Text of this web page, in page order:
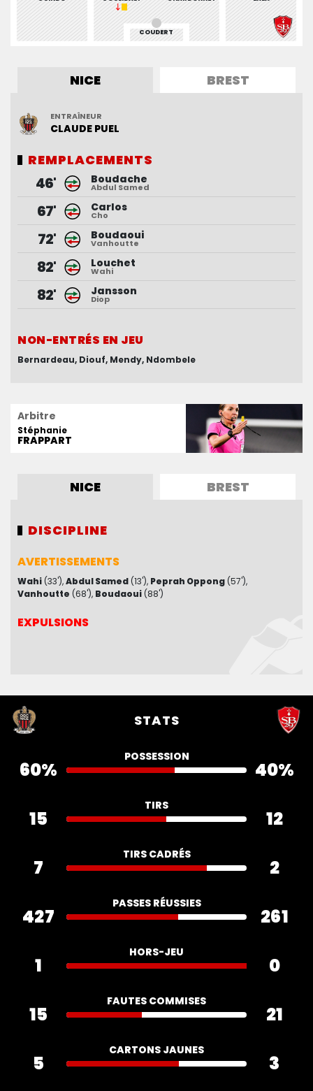
COUDERT
NICE BREST
ENTRAÎNEUR
CLAUDE PUEL
REMPLACEMENTS
46' Boudache
Abdul Samed
67' Carlos
Cho
72' Boudaoui
Vanhoutte
82' Louchet
Wahi
82' Jansson
Diop
NON-ENTRÉS EN JEU
Bernardeau Diouf Mendy Ndombele
ENTRAÎNEUR
ERICROY
REMPLACEMENTS
70' Mboup
Labeau-Lascary
74' Diaz
Coulibaly
84' Dina Ebimbe
Del Castillo
NON-ENTRÉS EN JEU
Le Cardinal Le Guen Majecki Makalou
Arbitre
Stéphanie
FRAPPART
NICE BREST
DISCIPLINE
AVERTISSEMENTS
Wahi (33') Abdul Samed (13') Peprah Oppong (57')
Vanhoutte (68') Boudaoui (88')
EXPULSIONS
DISCIPLINE
AVERTISSEMENTS
Doumbia(42') Labeau-Lascary(44') Coulibaly(65')
STATS
POSSESSION
60% 40%
TIRS
15 12
TIRS CADRÉS
7 2
PASSES RÉUSSIES
427 261
HORS-JEU
1 0
FAUTES COMMISES
15 21
CARTONS JAUNES
5 3